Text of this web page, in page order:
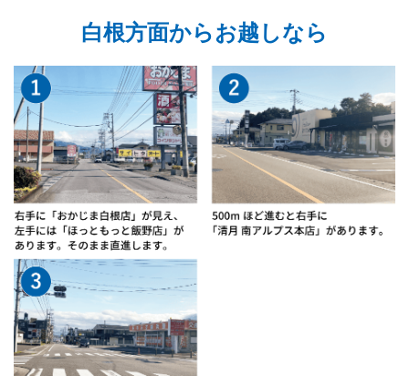
白根方面からお越しなら